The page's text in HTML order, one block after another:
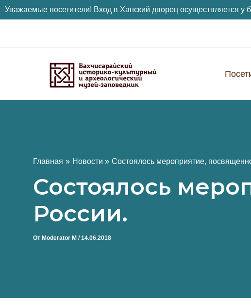
Уважаемые посетители! Вход в Ханский дворец осуществляется
Главная Новости Состоялось мероприятие,
Состоялось
России.
От Moderator M /14.06.2018